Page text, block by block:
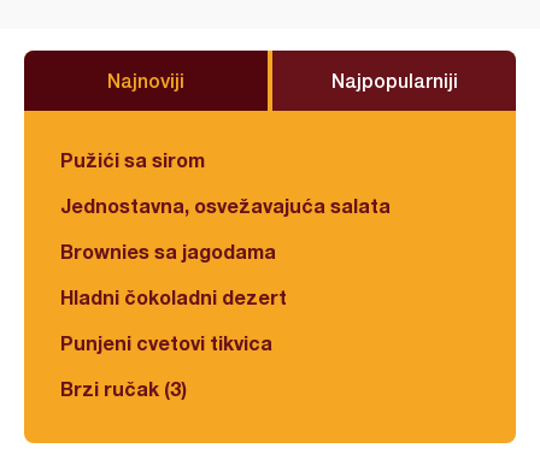
Najnoviji Najpopularniji
Pužići sa sirom
Jednostavna, osvežavajuća salata
Brownies sa jagodama
Hladni čokoladni dezert
Punjeni cvetovi tikvica
Brzi ručak (3)